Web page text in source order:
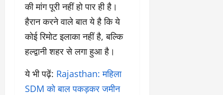
की मांग पूरी नहीं हो पार ही है।
हैरान करने वाले बात ये है कि ये
कोई रिमोट इलाका नहीं है, बल्कि
हल्द्वानी शहर से लगा हुआ है।
ये भी पढ़ें: Rajasthan: महिला
SDM को बाल पकड़कर जमीन